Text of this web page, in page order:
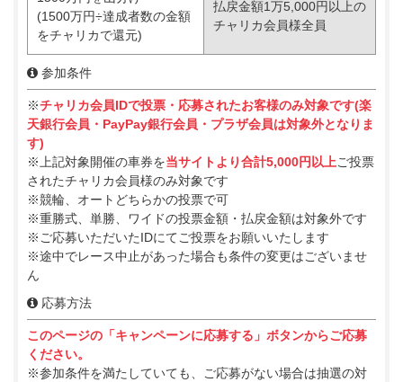
(1500万円÷達成者数の金額
をチャリカで還元)
払戻金額1万5,000円以上の
チャリカ会員様全員
参加条件
※チャリカ会員IDで投票・応募されたお客様のみ対象です(楽
天銀行会員・PayPay銀行会員・プラザ会員は対象外となりま
す)
※上記対象開催の車券を当サイトより合計5,000円以上ご投票
されたチャリカ会員様のみ対象です
※競輪、オートどちらかの投票で可
※重勝式、単勝、ワイドの投票金額・払戻金額は対象外です
※ご応募いただいたIDにてご投票をお願いいたします
※途中でレース中止があった場合も条件の変更はございませ
ん
応募方法
このページの「キャンペーンに応募する」ボタンからご応募
ください。
※参加条件を満たしていても、ご応募がない場合は抽選の対